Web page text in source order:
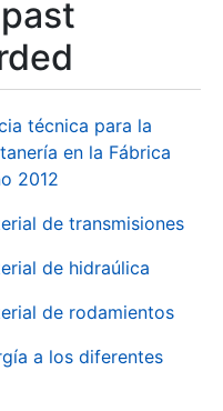
técnica para la
en la Fábrica
2012
de transmisiones
de hidraúlica
de rodamientos
a los diferentes